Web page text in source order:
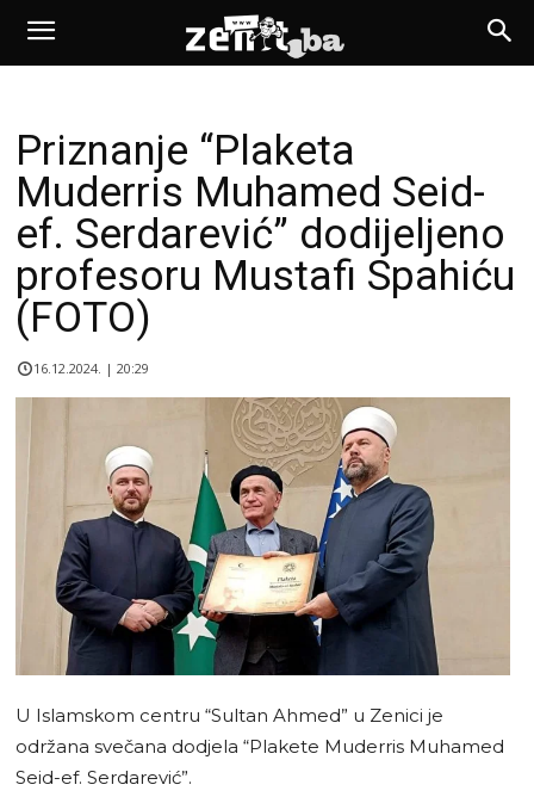
Priznanje “Plaketa
Muderris Muhamed Seid-
ef. Serdarević” dodijeljeno
profesoru Mustafi Spahiću
(FOTO)
16.12.2024. | 20:29
U Islamskom centru “Sultan Ahmed” u Zenici je
održana svečana dodjela “Plakete Muderris Muhamed
Seid-ef. Serdarević”.